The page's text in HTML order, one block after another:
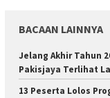
BACAAN LAINNYA
Jelang Akhir Tahun
Pakisjaya Terlihat
13 Peserta Lolos